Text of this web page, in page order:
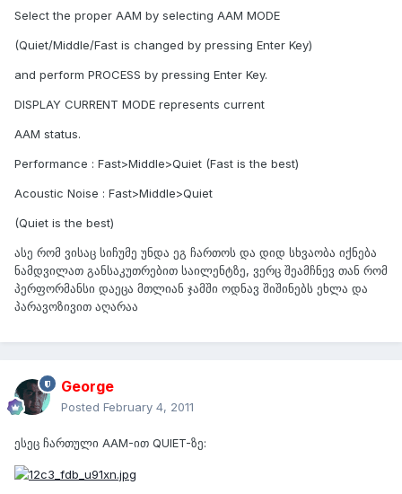
Select the proper AAM by selecting AAM MODE
(Quiet/Middle/Fast is changed by pressing Enter Key)
and perform PROCESS by pressing Enter Key.
DISPLAY CURRENT MODE represents current
AAM status.
Performance : Fast>Middle>Quiet (Fast is the best)
Acoustic Noise : Fast>Middle>Quiet
(Quiet is the best)
ასე რომ ვისაც სიჩუმე უნდა ეგ ჩართოს და დიდ სხვაობა იქნება
ნამდვილათ განსაკუთრებით საილენტზე, ვერც შეამჩნევ თან რომ
პერფორმანსი დაეცა მთლიან ჯამში ოდნავ შიშინებს ეხლა და
პარავოზივით აღარაა
George
Posted February 4, 2011
ესეც ჩართული AAM-ით QUIET-ზე: